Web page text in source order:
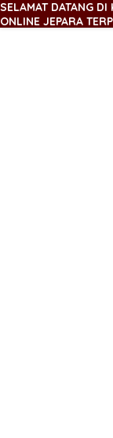
SELAMAT DATANG DI
ONLINE JEPARA